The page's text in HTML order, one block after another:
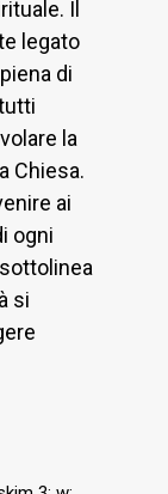
Il
legato
di
la
Chiesa.
ai
ogni
si